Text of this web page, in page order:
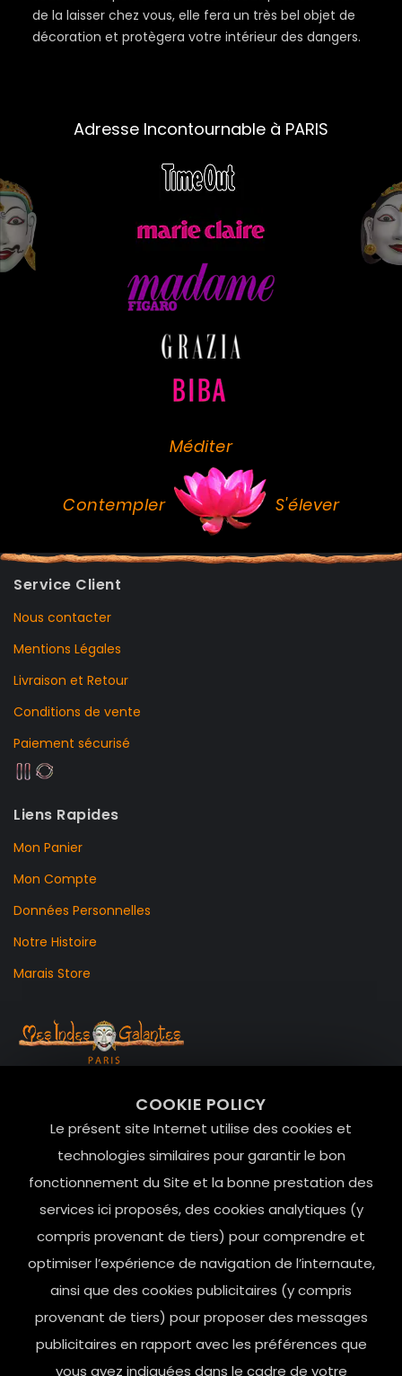
COOKIE POLICY
Le présent site Internet utilise des cookies et
technologies similaires pour garantir le bon
fonctionnement du Site et la bonne prestation des
services ici proposés, des cookies analytiques (y
compris provenant de tiers) pour comprendre et
optimiser l’expérience de navigation de l’internaute,
ainsi que des cookies publicitaires (y compris
provenant de tiers) pour proposer des messages
publicitaires en rapport avec les préférences que
vous avez indiquées dans le cadre de votre
de la laisser chez vous, elle fera un très bel objet de
décoration et protègera votre intérieur des dangers.
Adresse Incontournable à PARIS
Méditer
Contempler S'élever
Service Client
Nous contacter
Mentions Légales
Livraison et Retour
Conditions de vente
Paiement sécurisé
Liens Rapides
Mon Panier
Mon Compte
Données Personnelles
Notre Histoire
Marais Store
Le Marais, 75004 Paris
contact@mesindesgalantes.com
01.42.72.42.51